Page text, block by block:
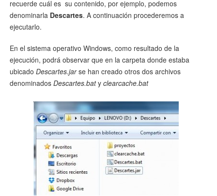
recuerde cuál es su contenido, por ejemplo, podemos
denominarla Descartes. A continuación procederemos a
ejecutarlo.
En el sistema operativo Windows, como resultado de la
ejecución, podrá observar que en la carpeta donde estaba
ubicado Descartes.jarse han creado otros dos archivos
denominados Descartes.baty clearcache.bat